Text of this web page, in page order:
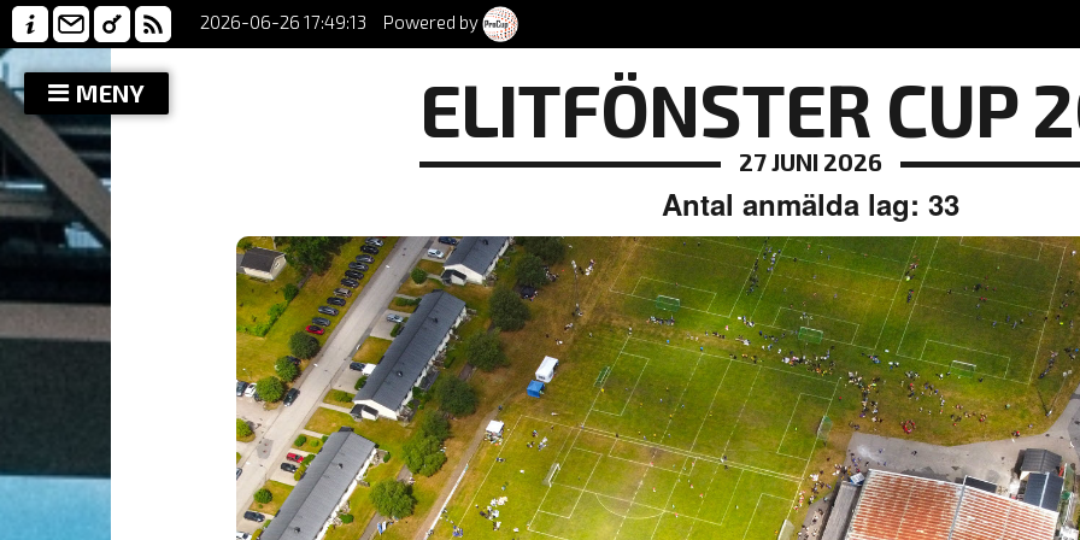
ELITFÖNSTER CUP
27 JUNI 2026
Antal anmälda lag: 33
2026-06-26 17:49:13 Powered by
MENY